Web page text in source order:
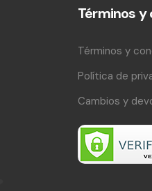
Términos
Términos y
Política de
Cambios y